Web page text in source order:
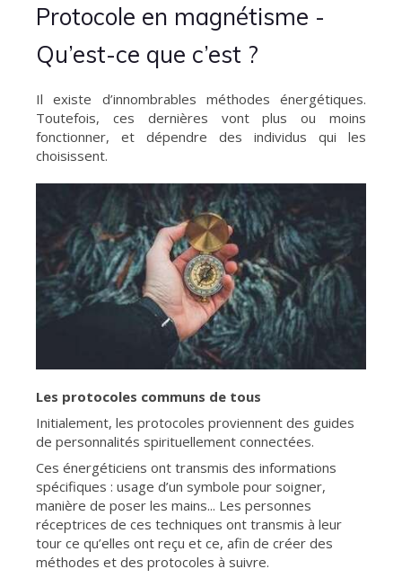
Protocole en magnétisme -
Qu’est-ce que c’est ?
Il existe d’innombrables méthodes énergétiques.
Toutefois, ces dernières vont plus ou moins
fonctionner, et dépendre des individus qui les
choisissent.
Les protocoles communs de tous
Initialement, les protocoles proviennent des guides
de personnalités spirituellement connectées.
Ces énergéticiens ont transmis des informations
spécifiques : usage d’un symbole pour soigner,
manière de poser les mains... Les personnes
réceptrices de ces techniques ont transmis à leur
tour ce qu’elles ont reçu et ce, afin de créer des
méthodes et des protocoles à suivre.